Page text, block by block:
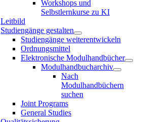
Workshops und
Selbstlernkurse zu KI
Leitbild
Studiengänge gestalten
Studiengänge weiterentwickeln
Ordnungsmittel
Elektronische Modulhandbücher
Modulhandbucharchiv
Nach
Modulhandbüchern
suchen
Joint Programs
General Studies